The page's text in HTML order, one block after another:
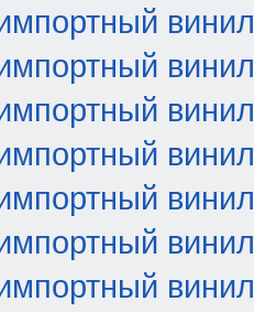
винил
винил
винил
винил
винил
винил
винил